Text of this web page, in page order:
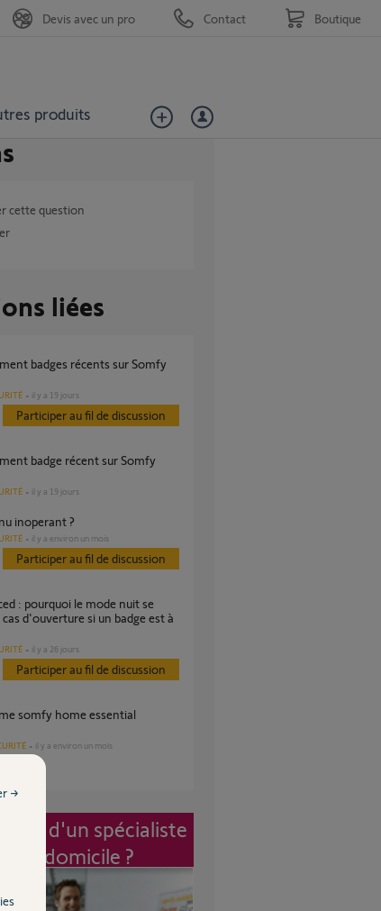
produits
Devis avec un pro Contact Boutique
cette question
liées
il y a 19 jours
Participer au fil de discussion
il y a 19 jours
inoperant ?
il y a environ un mois
Participer au fil de discussion
d'ouverture si un badge est à
il y a 26 jours
Participer au fil de discussion
il y a environ un mois
d'un spécialiste
mon domicile ?
→